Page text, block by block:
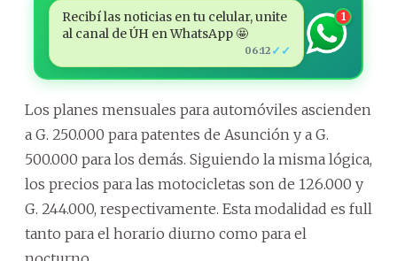
Recibí las noticias en tu celular, unite
al canal de ÚH en WhatsApp 🤩
06:12 ✓✓
1
Los planes mensuales para automóviles ascienden
a G. 250.000 para patentes de Asunción y a G.
500.000 para los demás. Siguiendo la misma lógica,
los precios para las motocicletas son de 126.000 y
G. 244.000, respectivamente. Esta modalidad es full
tanto para el horario diurno como para el